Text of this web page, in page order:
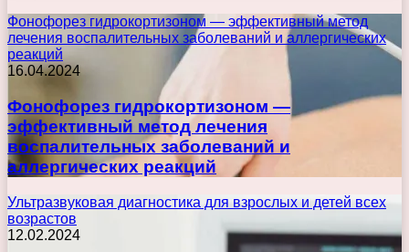
Фонофорез гидрокортизоном — эффективный метод
лечения воспалительных заболеваний и аллергических
реакций
16.04.2024
Фонофорез гидрокортизоном —
эффективный метод лечения
воспалительных заболеваний и
аллергических реакций
Ультразвуковая диагностика для взрослых и детей всех
возрастов
12.02.2024